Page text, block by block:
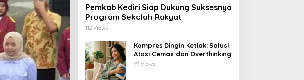
Pemkab Kediri Siap Dukung Suksesnya
Program Sekolah Rakyat
112 Views
Kompres Dingin Ketiak: Solusi
Atasi Cemas dan Overthinking
97 Views